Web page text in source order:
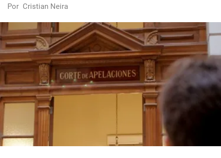
Por Cristian Neira